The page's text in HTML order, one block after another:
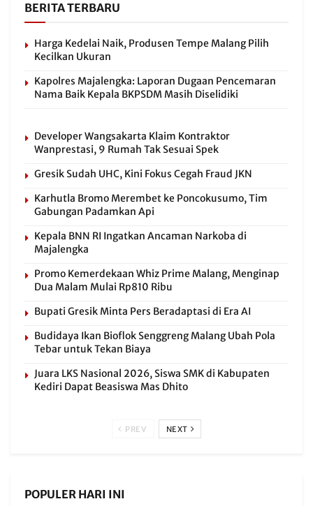
BERITA TERBARU
Harga Kedelai Naik, Produsen Tempe Malang Pilih
Kecilkan Ukuran
Kapolres Majalengka: Laporan Dugaan Pencemaran
Nama Baik Kepala BKPSDM Masih Diselidiki
Developer Wangsakarta Klaim Kontraktor
Wanprestasi, 9 Rumah Tak Sesuai Spek
Gresik Sudah UHC, Kini Fokus Cegah Fraud JKN
Karhutla Bromo Merembet ke Poncokusumo, Tim
Gabungan Padamkan Api
Kepala BNN RI Ingatkan Ancaman Narkoba di
Majalengka
Promo Kemerdekaan Whiz Prime Malang, Menginap
Dua Malam Mulai Rp810 Ribu
Bupati Gresik Minta Pers Beradaptasi di Era AI
Budidaya Ikan Bioflok Senggreng Malang Ubah Pola
Tebar untuk Tekan Biaya
Juara LKS Nasional 2026, Siswa SMK di Kabupaten
Kediri Dapat Beasiswa Mas Dhito
PREV NEXT
POPULER HARI INI